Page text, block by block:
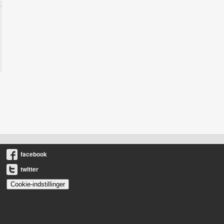
facebook
twitter
Cookie-indstillinger